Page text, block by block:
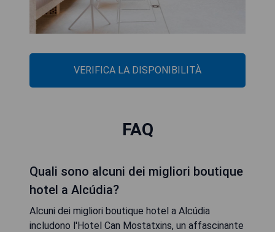
VERIFICA LA DISPONIBILITÀ
FAQ
Quali sono alcuni dei migliori boutique
hotel a Alcúdia?
Alcuni dei migliori boutique hotel a Alcúdia
includono l'Hotel Can Mostatxins, un affascinante